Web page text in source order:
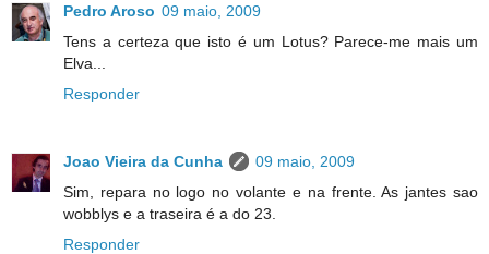
Pedro Aroso 09 maio, 2009
Tens a certeza que isto é um Lotus? Parece-me mais um
Elva...
Responder
Joao Vieira da Cunha
09 maio, 2009
Sim, repara no logo no volante e na frente. As jantes sao
wobblys e a traseira é a do 23.
Responder